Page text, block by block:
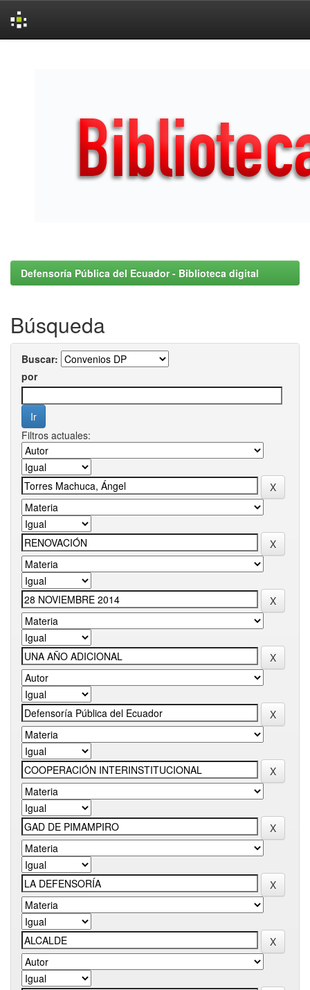
Defensoría Pública del Ecuador - Biblioteca digital
Búsqueda
Buscar:
por
Filtros actuales: